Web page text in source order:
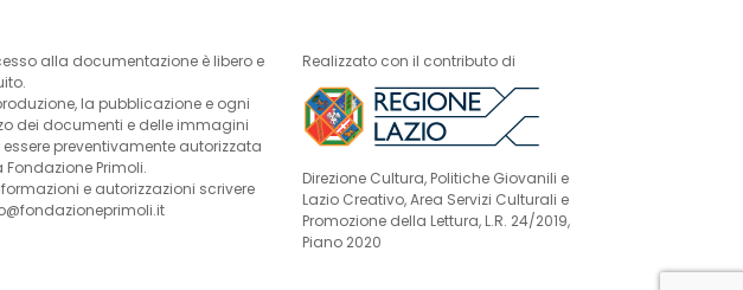
alla documentazione è libero e
la pubblicazione e ogni
dei documenti e delle immagini
essere preventivamente autorizzata
Fondazione Primoli.
e autorizzazioni scrivere
Realizzato con il contributo di
Direzione Cultura, Politiche Giovanili e
Lazio Creativo, Area Servizi Culturali e
Promozione della Lettura, L.R. 24/2019,
Piano 2020